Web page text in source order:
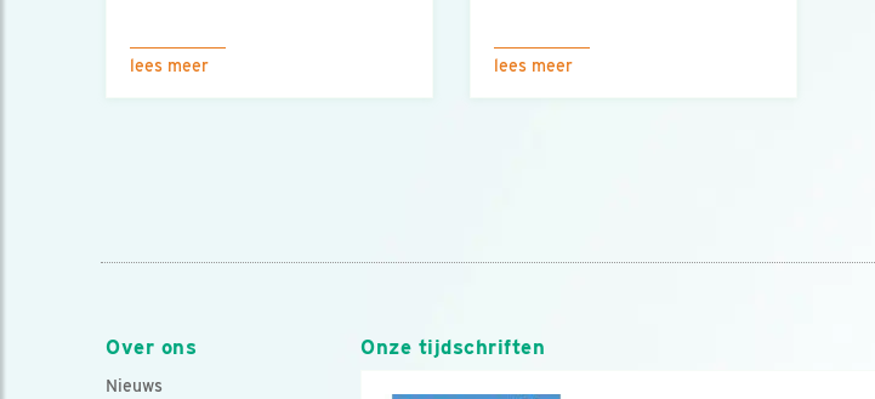
lees meer lees meer
Over ons
Nieuws
Onze tijdschriften